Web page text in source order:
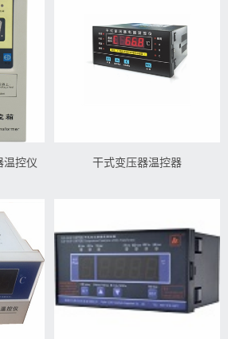
温控仪 干式变压器温控器